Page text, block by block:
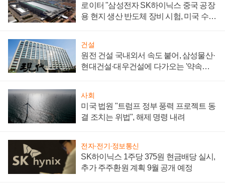
로이터 "삼성전자 SK하이닉스 중국 공장
용 현지 생산 반도체 장비 시험, 미국 수출
건설
원전 건설 국내외서 속도 붙어, 삼성물산·
현대건설·대우건설에 다가오는 '약속의
사회
미국 법원 "트럼프 정부 풍력 프로젝트 동
결 조치는 위법", 해제 명령 내려
전자·전기·정보통신
SK하이닉스 1주당 375원 현금배당 실시,
추가 주주환원 계획 9월 공개 예정